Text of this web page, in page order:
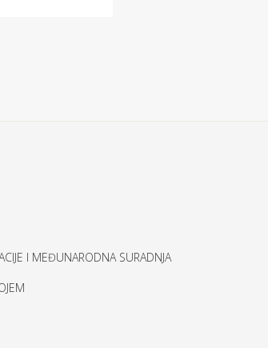
I MEĐUNARODNA SURADNJA